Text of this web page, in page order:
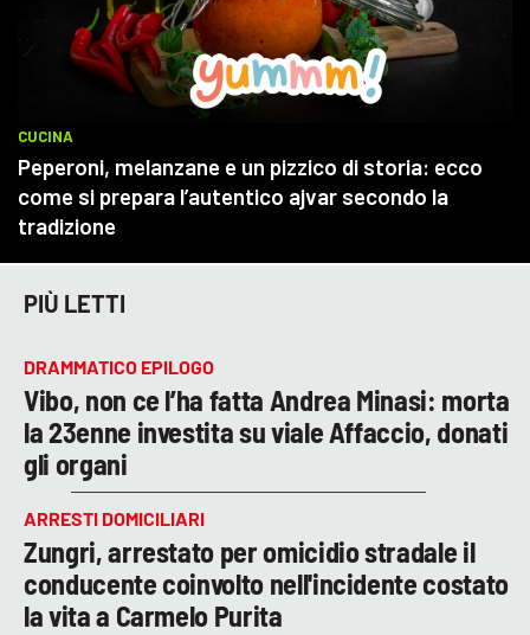
PIÙ LETTI
DRAMMATICO EPILOGO
Vibo, non ce l’ha fatta Andrea Minasi: morta
la 23enne investita su viale Affaccio, donati
gli organi
ARRESTI DOMICILIARI
Zungri, arrestato per omicidio stradale il
conducente coinvolto nell'incidente costato
la vita a Carmelo Purita